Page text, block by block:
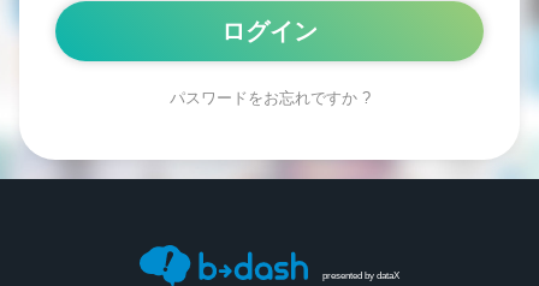
パスワードをお忘れですか ?
presented by dataX